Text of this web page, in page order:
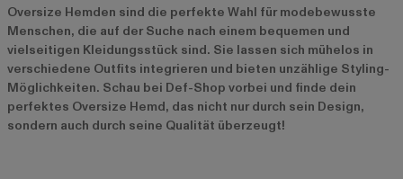
Oversize Hemden sind die perfekte Wahl für modebewusste
Menschen, die auf der Suche nach einem bequemen und
vielseitigen Kleidungsstück sind. Sie lassen sich mühelos in
verschiedene Outfits integrieren und bieten unzählige Styling-
Möglichkeiten. Schau bei Def-Shop vorbei und finde dein
perfektes Oversize Hemd, das nicht nur durch sein Design,
sondern auch durch seine Qualität überzeugt!